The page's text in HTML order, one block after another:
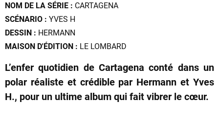
NOM DE LA SÉRIE : CARTAGENA
SCÉNARIO : YVES H
DESSIN : HERMANN
MAISON D'ÉDITION : LE LOMBARD
L’enfer quotidien de Cartagena conté dans un
polar réaliste et crédible par Hermann et Yves
H., pour un ultime album qui fait vibrer le cœur.